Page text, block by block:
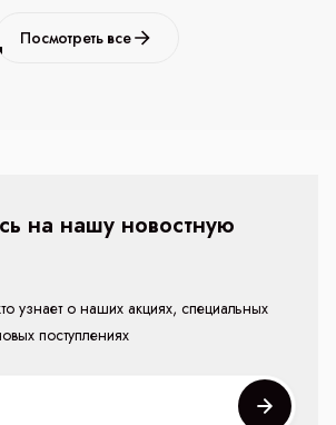
Посмотреть все
на нашу новостную
узнает о наших акциях, специальных
поступлениях